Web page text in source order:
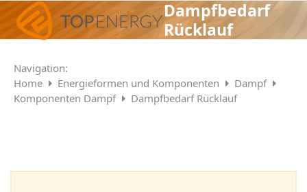
content
Open
mobile
Close
mobile
Dampfbedarf
Rücklauf
Navigation:
Home
Energieformen und Komponenten
Dampf
Komponenten Dampf
Dampfbedarf Rücklauf